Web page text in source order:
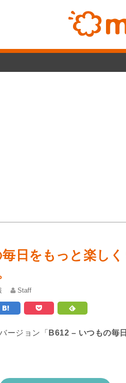
毎日をもっと楽し
Staff
ージョン「 B612 – いつもの毎